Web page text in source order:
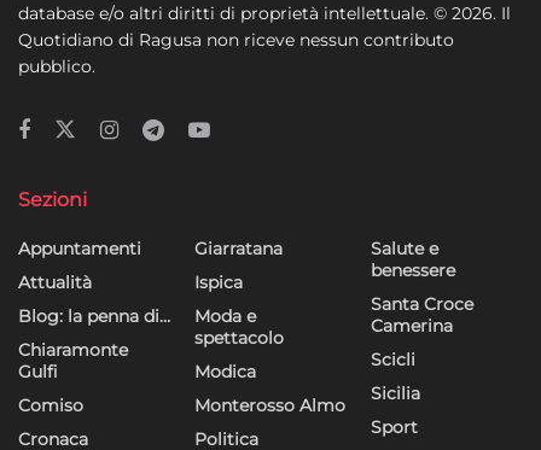
database e/o altri diritti di proprietà intellettuale. © 2026. Il
Quotidiano di Ragusa non riceve nessun contributo
pubblico.
Sezioni
Appuntamenti
Attualità
Blog: la penna di…
Chiaramonte
Gulfi
Comiso
Cronaca
Giarratana
Ispica
Moda e
spettacolo
Modica
Monterosso Almo
Politica
Salute e
benessere
Santa Croce
Camerina
Scicli
Sicilia
Sport